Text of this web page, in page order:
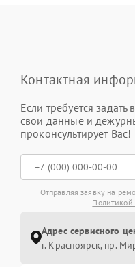
Контактная
Если требуется задать
свои данные и
проконсультирует Вас!
Отправляя заявку на
Политикой
Адрес сервисного
г. Красноярск, ​пр.